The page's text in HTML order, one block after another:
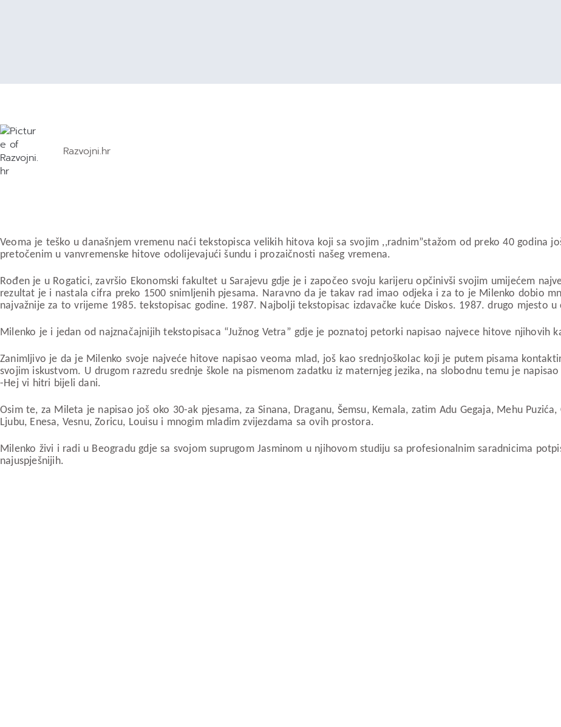
Razvojni.hr
Veoma je teško u današnjem vremenu naći tekstopisca velikih hitova koji sa svojim ,,radnim”stažom od preko 40 godina
pretočenim u vanvremenske hitove odolijevajući šundu i prozaičnosti našeg vremena.
Rođen je u Rogatici, završio Ekonomski fakultet u Sarajevu gdje je i započeo svoju karijeru opčinivši svojim umijećem
rezultat je i nastala cifra preko 1500 snimljenih pjesama. Naravno da je takav rad imao odjeka i za to je Milenko dobio
najvažnije za to vrijeme 1985. tekstopisac godine. 1987. Najbolji tekstopisac izdavačke kuće Diskos. 1987. drugo mjesto
Milenko je i jedan od najznačajnijih tekstopisaca “Južnog Vetra” gdje je poznatoj petorki napisao najvece hitove njihovih
Zanimljivo je da je Milenko svoje najveće hitove napisao veoma mlad, još kao srednjoškolac koji je putem pisama
svojim iskustvom. U drugom razredu srednje škole na pismenom zadatku iz maternjeg jezika, na slobodnu temu je
-Hej vi hitri bijeli dani.
Osim te, za Mileta je napisao još oko 30-ak pjesama, za Sinana, Draganu, Šemsu, Kemala, zatim Adu Gegaja, Mehu
Ljubu, Enesa, Vesnu, Zoricu, Louisu i mnogim mladim zvijezdama sa ovih prostora.
Milenko živi i radi u Beogradu gdje sa svojom suprugom Jasminom u njihovom studiju sa profesionalnim saradnicima
najuspješnijih.